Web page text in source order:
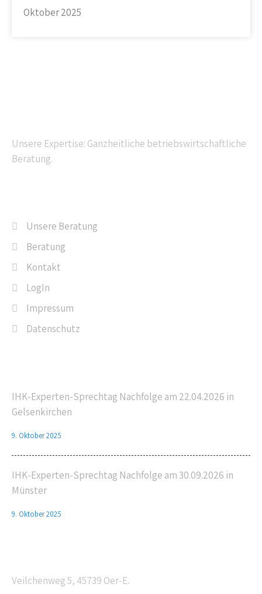
Oktober 2025
Unsere Expertise: Ganzheitliche betriebswirtschaftliche
Beratung.
Unsere Beratung
Beratung
Kontakt
LogIn
Impressum
Datenschutz
IHK-Experten-Sprechtag Nachfolge am 22.04.2026 in
Gelsenkirchen
9. Oktober 2025
IHK-Experten-Sprechtag Nachfolge am 30.09.2026 in
Münster
9. Oktober 2025
Veilchenweg 5, 45739 Oer-E.